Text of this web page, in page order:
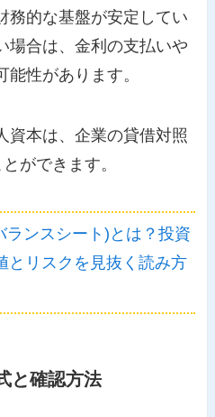
務的な基盤が安定してい
場合は、金利の支払いや
性があります。
資本は、企業の貸借対照
ができます。
ランスシート)とは？投資
とリスクを見抜く読み方
と確認方法